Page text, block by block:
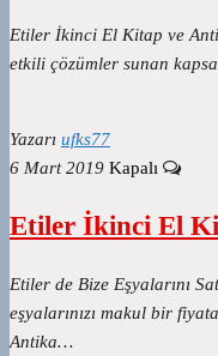
Etiler İkinci El Kitap ve
etkili çözümler sunan
Yazarı ufks77
6 Mart 2019 Kapalı
Etiler İkinci El
Etiler de Bize Eşyalarını
eşyalarınızı makul bir
Antika…